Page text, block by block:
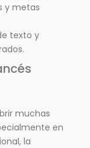
y metas
texto y
muchas
en
la